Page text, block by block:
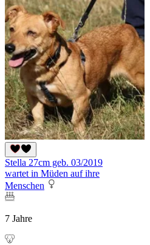
Stella 27cm geb. 03/2019
wartet in Müden auf ihre
Menschen
7 Jahre